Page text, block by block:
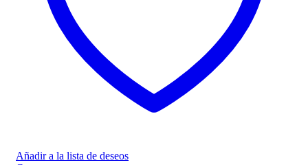
Añadir a la lista de deseos